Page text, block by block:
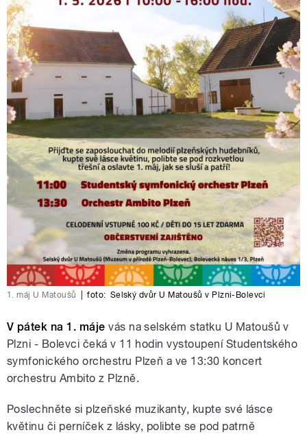
1. máj U Matoušů foto: Selský dvůr U Matoušů v Plzni-Bolevci
V pátek na 1. máje vás na selském statku U Matoušů v
Plzni - Bolevci čeká v 11 hodin vystoupení Studentského
symfonického orchestru Plzeň a ve 13:30 koncert
orchestru Ambito z Plzně.
Poslechněte si plzeňské muzikanty, kupte své lásce
květinu či perníček z lásky, polibte se pod patrně